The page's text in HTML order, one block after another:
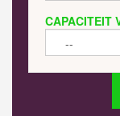
CAPACITEIT